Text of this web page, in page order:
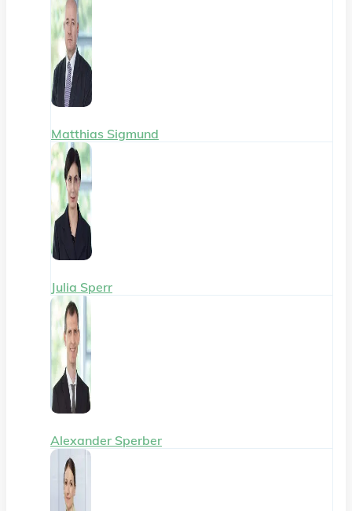
Matthias Sigmund
Julia Sperr
Alexander Sperber